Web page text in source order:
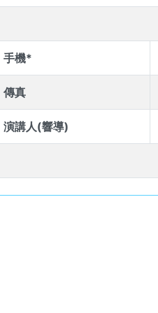
手機*
傳真
演講人(響導)